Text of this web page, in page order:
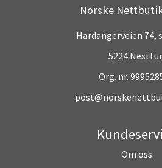
Norske
Hardangerveien 74,
5224
Org. nr.
Om oss